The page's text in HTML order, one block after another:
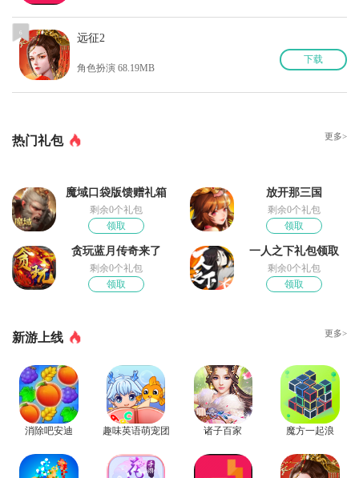
6 远征2
角色扮演 68.19MB
下载
热门礼包 更多>
魔域口袋版馈赠礼箱
剩余0个礼包
领取
放开那三国
剩余0个礼包
领取
贪玩蓝月传奇来了
剩余0个礼包
领取
一人之下礼包领取
剩余0个礼包
领取
新游上线 更多>
消除吧安迪 趣味英语萌宠团 诸子百家 魔方一起浪